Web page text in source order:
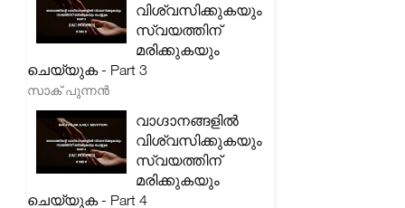
വിശ്വസിക്കുകയും
സ്വയത്തിന്
മരിക്കുകയും
ചെയ്യുക - Part 3
സാക് പുന്നൻ
വാഗ്ദാനങ്ങളിൽ
വിശ്വസിക്കുകയും
സ്വയത്തിന്
മരിക്കുകയും
ചെയ്യുക - Part 4